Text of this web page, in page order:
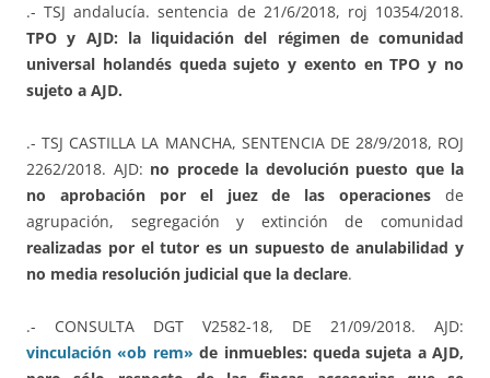
.- TSJ andalucía. sentencia de 21/6/2018, roj 10354/2018.
TPOy AJD: la liquidación del régimen de comunidad
universal holandés queda sujeto y exento en TPO y no
sujeto a AJD.
.- TSJ CASTILLA LA MANCHA, SENTENCIA DE 28/9/2018, ROJ
2262/2018. AJD: no procede la devolución puesto que la
no aprobación por el juez de las operaciones de
agrupación, segregación y extinción de comunidad
realizadas por el tutor es un supuesto de anulabilidad y
no media resolución judicial que la declare.
.- CONSULTA DGT V2582-18, DE 21/09/2018. AJD:
vinculación «ob rem» de inmuebles: queda sujeta a AJD,